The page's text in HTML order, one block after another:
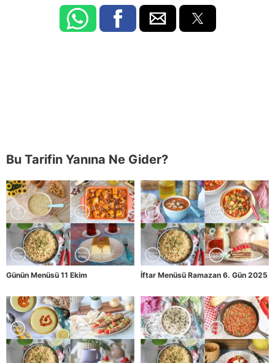
Bu Tarifin Yanına Ne Gider?
Günün Menüsü 11 Ekim İftar Menüsü Ramazan 6. Gün 2025